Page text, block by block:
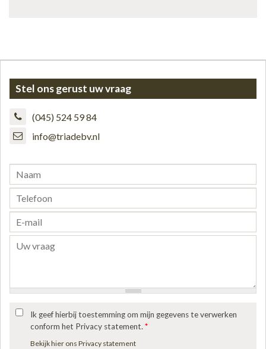
Stel ons gerust uw vraag
(045) 524 59 84
info@triadebv.nl
Ik geef hierbij toestemming om mijn gegevens te verwerken
conform het Privacy statement. *
Bekijk hier ons Privacy statement